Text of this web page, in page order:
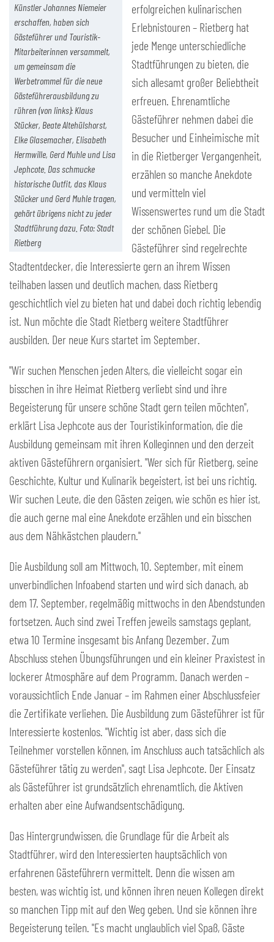
Künstler Johannes Niemeier
erschaffen, haben sich
Gästeführer und Touristik-
Mitarbeiterinnen versammelt,
um gemeinsam die
Werbetrommel für die neue
Gästeführerausbildung zu
rühren (von links): Klaus
Stücker, Beate Altehülshorst,
Elke Glasemacher, Elisabeth
Hermwille, Gerd Muhle und Lisa
Jephcote. Das schmucke
historische Outfit, das Klaus
Stücker und Gerd Muhle tragen,
gehört übrigens nicht zu jeder
Stadtführung dazu. Foto: Stadt
Rietberg
erfolgreichen kulinarischen
Erlebnistouren – Rietberg hat
jede Menge unterschiedliche
Stadtführungen zu bieten, die
sich allesamt großer Beliebtheit
erfreuen. Ehrenamtliche
Gästeführer nehmen dabei die
Besucher und Einheimische mit
in die Rietberger Vergangenheit,
erzählen so manche Anekdote
und vermitteln viel
Wissenswertes rund um die Stadt
der schönen Giebel. Die
Gästeführer sind regelrechte
Stadtentdecker, die Interessierte gern an ihrem Wissen
teilhaben lassen und deutlich machen, dass Rietberg
geschichtlich viel zu bieten hat und dabei doch richtig lebendig
ist. Nun möchte die Stadt Rietberg weitere Stadtführer
ausbilden. Der neue Kurs startet im September.
"Wir suchen Menschen jeden Alters, die vielleicht sogar ein
bisschen in ihre Heimat Rietberg verliebt sind und ihre
Begeisterung für unsere schöne Stadt gern teilen möchten",
erklärt Lisa Jephcote aus der Touristikinformation, die die
Ausbildung gemeinsam mit ihren Kolleginnen und den derzeit
aktiven Gästeführern organisiert. "Wer sich für Rietberg, seine
Geschichte, Kultur und Kulinarik begeistert, ist bei uns richtig.
Wir suchen Leute, die den Gästen zeigen, wie schön es hier ist,
die auch gerne mal eine Anekdote erzählen und ein bisschen
aus dem Nähkästchen plaudern."
Die Ausbildung soll am Mittwoch, 10. September, mit einem
unverbindlichen Infoabend starten und wird sich danach, ab
dem 17. September, regelmäßig mittwochs in den Abendstunden
fortsetzen. Auch sind zwei Treffen jeweils samstags geplant,
etwa 10 Termine insgesamt bis Anfang Dezember. Zum
Abschluss stehen Übungsführungen und ein kleiner Praxistest in
lockerer Atmosphäre auf dem Programm. Danach werden –
voraussichtlich Ende Januar – im Rahmen einer Abschlussfeier
die Zertifikate verliehen. Die Ausbildung zum Gästeführer ist für
Interessierte kostenlos. "Wichtig ist aber, dass sich die
Teilnehmer vorstellen können, im Anschluss auch tatsächlich als
Gästeführer tätig zu werden", sagt Lisa Jephcote. Der Einsatz
als Gästeführer ist grundsätzlich ehrenamtlich, die Aktiven
erhalten aber eine Aufwandsentschädigung.
Das Hintergrundwissen, die Grundlage für die Arbeit als
Stadtführer, wird den Interessierten hauptsächlich von
erfahrenen Gästeführern vermittelt. Denn die wissen am
besten, was wichtig ist, und können ihren neuen Kollegen direkt
so manchen Tipp mit auf den Weg geben. Und sie können ihre
Begeisterung teilen. "Es macht unglaublich viel Spaß, Gäste